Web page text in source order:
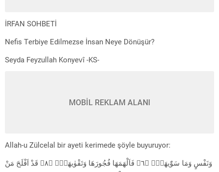
İRFAN SOHBETİ
Nefis Terbiye Edilmezse İnsan Neye Dönüşür?
Seyda Feyzullah Konyevî -KS-
MOBİL REKLAM ALANI
Allah-u Zülcelal bir ayeti kerimede şöyle buyuruyor:
وَنَفْسٍ وَمَا سَوّٰيهَاۙۖ ﴿٦﴾ فَاَلْهَمَهَا فُجُورَهَا وَتَقْوٰيهَاۙۖ ﴿٨﴾ قَدْ اَفْلَحَ مَنْ